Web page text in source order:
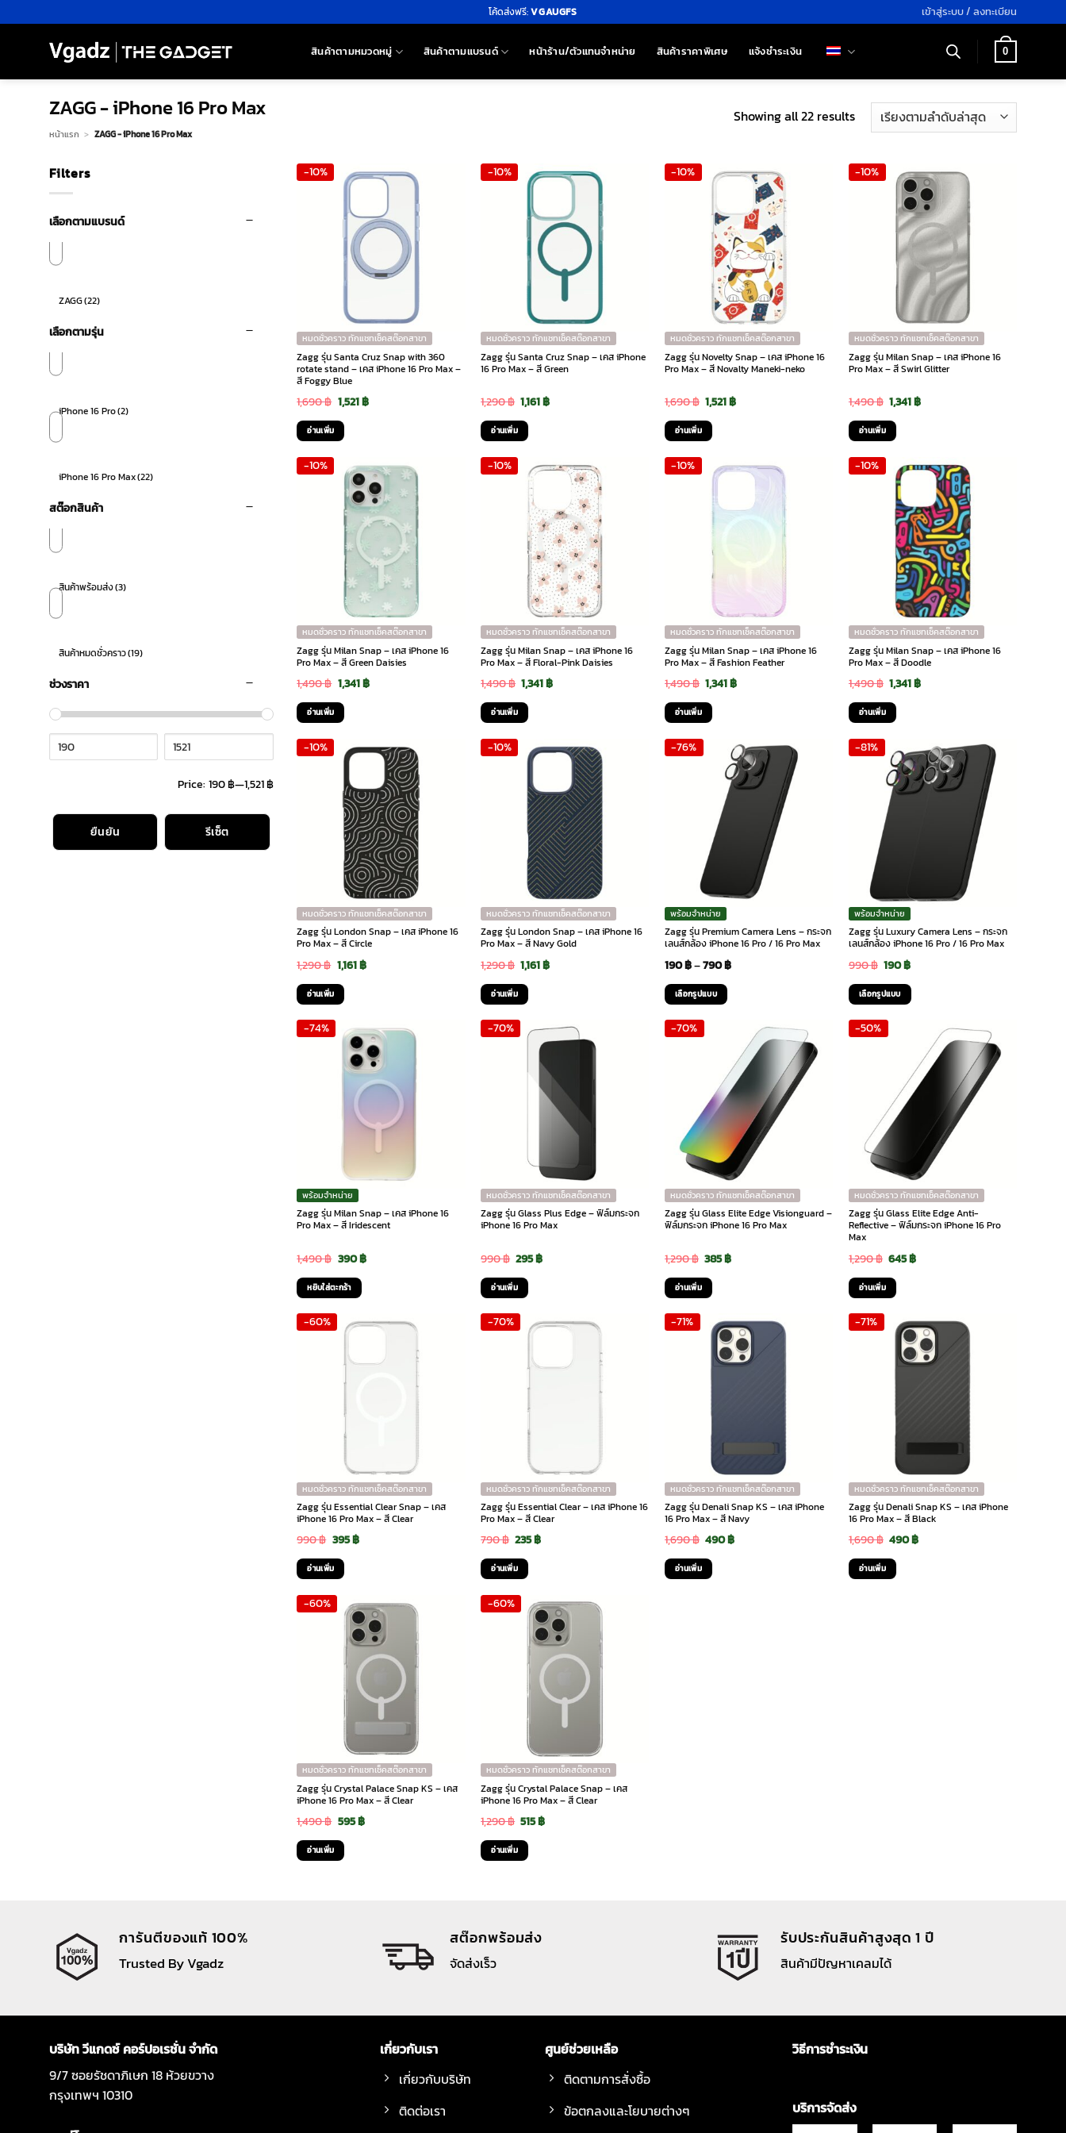
ไป
โค้ดส่งฟรี:VGAUGFS เข้าสู่ระบบ / ลงทะเบียน
สินค้าตามหมวดหมู่ สินค้าตามแบรนด์ หน้าร้าน/ตัวแทนจำหน่าย สินค้าราคาพิเศษ แจ้งชำระเงิน 0
ZAGG - iPhone 16 Pro Max
หน้าแรก > ZAGG - iPhone 16 Pro Max
Showing all 22 resultsSorted
Filters
เลือกตามแบรนด์
ZAGG(22)
เลือกตามรุ่น
iPhone 16 Pro(2)
iPhone 16 Pro Max(22)
สต๊อกสินค้า
สินค้าพร้อมส่ง(3)
สินค้าหมดชั่วคราว(19)
ช่วงราคา
Price: 190 ฿—1,521 ฿
ยืนยัน รีเซ็ต
-10%
หมดชั่วคราว ทักแชทเช็คสต๊อกสาขา
Zagg รุ่น Santa Cruz Snap with 360
rotate stand – เคส iPhone 16 Pro Max –
สี Foggy Blue
1,690฿ Original
price
was:
1,690 ฿.
1,521฿Current
1,521 ฿.
อ่านเพิ่ม
-10%
หมดชั่วคราว ทักแชทเช็คสต๊อกสาขา
Zagg รุ่น Santa Cruz Snap – เคส iPhone
16 Pro Max – สี Green
1,290฿ Original
price
was:
1,290 ฿.
1,161฿Current
1,161 ฿.
อ่านเพิ่ม
-10%
หมดชั่วคราว ทักแชทเช็คสต๊อกสาขา
Zagg รุ่น Novelty Snap – เคส iPhone 16
Pro Max – สี Novalty Maneki-neko
1,690฿ Original
price
was:
1,690 ฿.
1,521฿Current
1,521 ฿.
อ่านเพิ่ม
-10%
หมดชั่วคราว ทักแชทเช็คสต๊อกสาขา
Zagg รุ่น Milan Snap – เคส iPhone 16
Pro Max – สี Swirl Glitter
1,490฿ Original
price
was:
1,490 ฿.
1,341฿Current
1,341 ฿.
อ่านเพิ่ม
-10%
หมดชั่วคราว ทักแชทเช็คสต๊อกสาขา
Zagg รุ่น Milan Snap – เคส iPhone 16
Pro Max – สี Green Daisies
1,490฿ Original
price
was:
1,490 ฿.
1,341฿Current
1,341 ฿.
อ่านเพิ่ม
-10%
หมดชั่วคราว ทักแชทเช็คสต๊อกสาขา
Zagg รุ่น Milan Snap – เคส iPhone 16
Pro Max – สี Floral-Pink Daisies
1,490฿ Original
price
was:
1,490 ฿.
1,341฿Current
1,341 ฿.
อ่านเพิ่ม
-10%
หมดชั่วคราว ทักแชทเช็คสต๊อกสาขา
Zagg รุ่น Milan Snap – เคส iPhone 16
Pro Max – สี Fashion Feather
1,490฿ Original
price
was:
1,490 ฿.
1,341฿Current
1,341 ฿.
อ่านเพิ่ม
-10%
หมดชั่วคราว ทักแชทเช็คสต๊อกสาขา
Zagg รุ่น Milan Snap – เคส iPhone 16
Pro Max – สี Doodle
1,490฿ Original
price
was:
1,490 ฿.
1,341฿Current
1,341 ฿.
อ่านเพิ่ม
-10%
หมดชั่วคราว ทักแชทเช็คสต๊อกสาขา
Zagg รุ่น London Snap – เคส iPhone 16
Pro Max – สี Circle
1,290฿ Original
price
was:
1,290 ฿.
1,161฿Current
1,161 ฿.
อ่านเพิ่ม
-10%
หมดชั่วคราว ทักแชทเช็คสต๊อกสาขา
Zagg รุ่น London Snap – เคส iPhone 16
Pro Max – สี Navy Gold
1,290฿ Original
price
was:
1,290 ฿.
1,161฿Current
1,161 ฿.
อ่านเพิ่ม
-76%
พร้อมจำหน่าย
Zagg รุ่น Premium Camera Lens – กระจก
เลนส์กล้อง iPhone 16 Pro / 16 Pro Max
190฿–790฿Price
through
790 ฿
เลือกรูปแบบ
product
options
may
chosen
on
the
product
-81%
พร้อมจำหน่าย
Zagg รุ่น Luxury Camera Lens – กระจก
เลนส์กล้อง iPhone 16 Pro / 16 Pro Max
990฿ Original
price
was:
990 ฿.
190฿Current
price
เลือกรูปแบบ
product
options
may
on
the
product
-74%
พร้อมจำหน่าย
Zagg รุ่น Milan Snap – เคส iPhone 16
Pro Max – สี Iridescent
1,490฿ Original
price
was:
1,490 ฿.
390฿Current
390 ฿.
หยิบใส่ตะกร้า
-70%
หมดชั่วคราว ทักแชทเช็คสต๊อกสาขา
Zagg รุ่น Glass Plus Edge – ฟิล์มกระจก
iPhone 16 Pro Max
990฿ Original
price
was:
990 ฿.
295฿Current
295 ฿.
อ่านเพิ่ม
-70%
หมดชั่วคราว ทักแชทเช็คสต๊อกสาขา
Zagg รุ่น Glass Elite Edge Visionguard –
ฟิล์มกระจก iPhone 16 Pro Max
1,290฿ Original
price
was:
1,290 ฿.
385฿Current
385 ฿.
อ่านเพิ่ม
-50%
หมดชั่วคราว ทักแชทเช็คสต๊อกสาขา
Zagg รุ่น Glass Elite Edge Anti-
Reflective – ฟิล์มกระจก iPhone 16 Pro
Max
1,290฿ Original
price
was:
1,290 ฿.
645฿Current
645 ฿.
อ่านเพิ่ม
-60%
หมดชั่วคราว ทักแชทเช็คสต๊อกสาขา
Zagg รุ่น Essential Clear Snap – เคส
iPhone 16 Pro Max – สี Clear
990฿ Original
price
was:
990 ฿.
395฿Current
395 ฿.
อ่านเพิ่ม
-70%
หมดชั่วคราว ทักแชทเช็คสต๊อกสาขา
Zagg รุ่น Essential Clear – เคส iPhone 16
Pro Max – สี Clear
790฿ Original
price
was:
790 ฿.
235฿Current
235 ฿.
อ่านเพิ่ม
-71%
หมดชั่วคราว ทักแชทเช็คสต๊อกสาขา
Zagg รุ่น Denali Snap KS – เคส iPhone
16 Pro Max – สี Navy
1,690฿ Original
price
was:
490฿Current
อ่านเพิ่ม
-71%
หมดชั่วคราว ทักแชทเช็คสต๊อกสาขา
Zagg รุ่น Denali Snap KS – เคส iPhone
16 Pro Max – สี Black
1,690฿ Original
price
was:
490฿Current
อ่านเพิ่ม
-60%
หมดชั่วคราว ทักแชทเช็คสต๊อกสาขา
Zagg รุ่น Crystal Palace Snap KS – เคส
iPhone 16 Pro Max – สี Clear
1,490฿ Original
price
was:
595฿Current
อ่านเพิ่ม
-60%
หมดชั่วคราว ทักแชทเช็คสต๊อกสาขา
Zagg รุ่น Crystal Palace Snap – เคส
iPhone 16 Pro Max – สี Clear
1,290฿ Original
price
was:
515฿Current
อ่านเพิ่ม
การันตีของแท้ 100%
Trusted By Vgadz
สต๊อกพร้อมส่ง
จัดส่งเร็ว
รับประกันสินค้าสูงสุด 1 ปี
สินค้ามีปัญหาเคลมได้
บริษัท วีแกดซ์ คอร์ปอเรชั่น จำกัด
9/7 ซอยรัชดาภิเษก 18 ห้วยขวาง
กรุงเทพฯ 10310
เกี่ยวกับเรา
เกี่ยวกับบริษัท
ติดต่อเรา
ศูนย์ช่วยเหลือ
ติดตามการสั่งซื้อ
ข้อตกลงและโยบายต่างๆ
วิธีการชำระเงิน
บริการจัดส่ง